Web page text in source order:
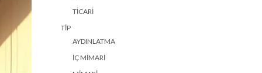
TICARI
TIP
AYDINLATMA
İÇ MIMARI